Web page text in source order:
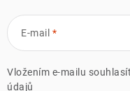
E-mail
Vložením e-mailu
údajů